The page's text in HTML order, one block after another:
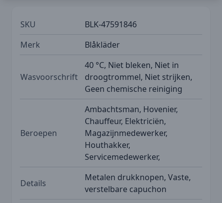
SKU
BLK-47591846
Merk
Blåkläder
Wasvoorschrift
40 °C, Niet bleken, Niet in
droogtrommel, Niet strijken,
Geen chemische reiniging
Beroepen
Ambachtsman, Hovenier,
Chauffeur, Elektriciën,
Magazijnmedewerker,
Houthakker,
Servicemedewerker,
Details
Metalen drukknopen, Vaste,
verstelbare capuchon